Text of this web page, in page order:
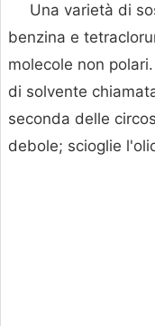
Una varietà di
benzina e
molecole non
di solvente
seconda delle
debole; scioglie